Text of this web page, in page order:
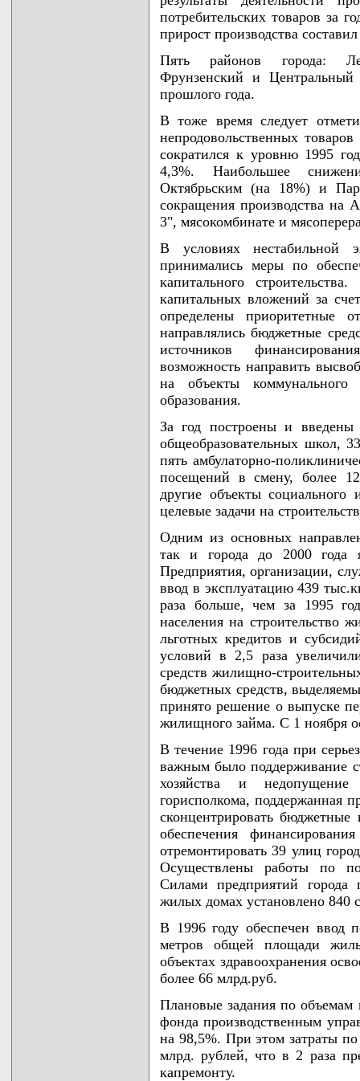
потребительских товаров за
прирост производства
Пять районов города:
Фрунзенский и
прошлого года.
В тоже время следует
непродовольственных
сократился к уровню 1995
4,3%. Наибольшее
Октябрьским (на 18%) и
сокращения производства
3", мясокомбинате и
В условиях нестабильной
принимались меры по
капитального
капитальных вложений за
определены приоритетные
направлялись бюджетные
источников
возможность направить
на объекты коммунального
образования.
За год построены и введены
общеобразовательных школ,
пять амбулаторно-
посещений в смену, более
другие объекты
целевые задачи на
Одним из основных
так и города до 2000 года
Предприятия, организации,
ввод в эксплуатацию 439
раза больше, чем за 1995
населения на строительство
льготных кредитов и
условий в 2,5 раза
средств жилищно-
бюджетных средств,
принято решение о выпуске
жилищного займа. С 1 ноября
В течение 1996 года при
важным было поддерживание
хозяйства и
горисполкома, поддержанная
сконцентрировать бюджетные
обеспечения
отремонтировать 39 улиц
Осуществлены работы по
Силами предприятий города
жилых домах установлено 840
В 1996 году обеспечен ввод
метров общей площади
объектах здравоохранения
более 66 млрд.руб.
Плановые задания по объемам
фонда производственным
на 98,5%. При этом затраты
млрд. рублей, что в 2 раза
капремонту.